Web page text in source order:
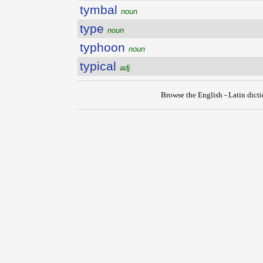
tymbal noun
type noun
typhoon noun
typical adj.
Browse the English - Latin